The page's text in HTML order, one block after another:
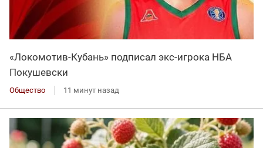
«Локомотив-Кубань» подписал экс-игрока НБА
Покушевски
Общество 11 минут назад